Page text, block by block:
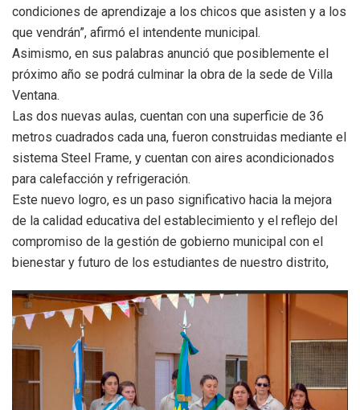
condiciones de aprendizaje a los chicos que asisten y a los
que vendrán”, afirmó el intendente municipal.
Asimismo, en sus palabras anunció que posiblemente el
próximo año se podrá culminar la obra de la sede de Villa
Ventana.
Las dos nuevas aulas, cuentan con una superficie de 36
metros cuadrados cada una, fueron construidas mediante el
sistema Steel Frame, y cuentan con aires acondicionados
para calefacción y refrigeración.
Este nuevo logro, es un paso significativo hacia la mejora
de la calidad educativa del establecimiento y el reflejo del
compromiso de la gestión de gobierno municipal con el
bienestar y futuro de los estudiantes de nuestro distrito,